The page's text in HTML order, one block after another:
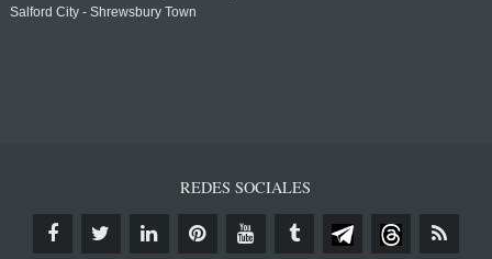
Salford City - Shrewsbury Town
REDES SOCIALES